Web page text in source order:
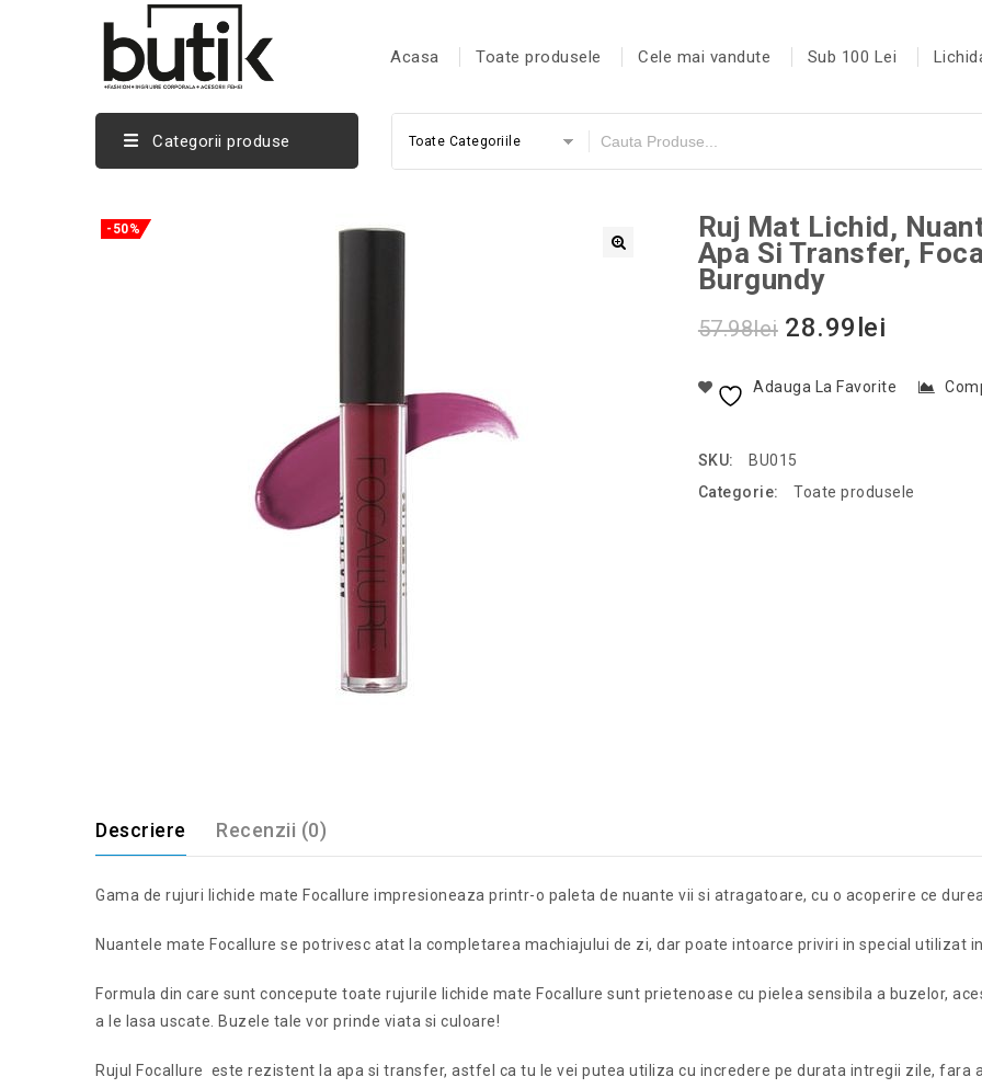
Acasa Toate produsele Cele mai vandute Sub 100 Lei
Categorii produse Toate Categoriile
-50%
Ruj Mat Lichid,
Apa Si Transfer,
Burgundy
57.98lei 28.99 lei
Adauga La Favorite
SKU:
BU015
Categorie:
Toate produsele
Descriere Recenzii (0)
Gama de rujuri lichide mate Focallure impresioneaza printr-o paleta de nuante vii si atragatoare, cu o acoperire ce
Nuantele mate Focallure se potrivesc atat la completarea machiajului de zi, dar poate intoarce priviri in special utilizat
Formula din care sunt concepute toate rujurile lichide mate Focallure sunt prietenoase cu pielea sensibila a buzelor,
a le lasa uscate. Buzele tale vor prinde viata si culoare!
Rujul Focallure este rezistent la apa si transfer, astfel ca tu le vei putea utiliza cu incredere pe durata intregii zile,